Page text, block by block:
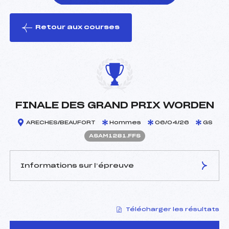
le ski
Retour aux courses
FINALE DES GRAND PRIX WORDEN
ARECHES/BEAUFORT Hommes 06/04/26 GS
ASAM1281.FFS
Informations sur l’épreuve
BRANCAZ XAVIER (SA)
Arbitre :
PATUEL LUCAS (SA)
Télécharger les résultats